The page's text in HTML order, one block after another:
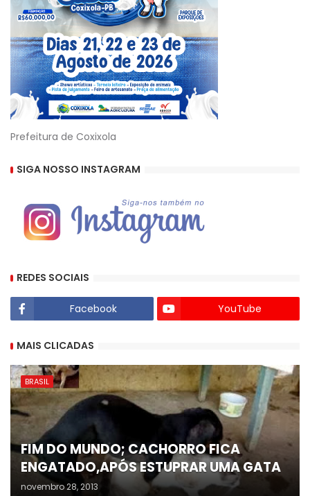
Prefeitura de Coxixola
SIGA NOSSO INSTAGRAM
REDES SOCIAIS
Facebook YouTube
MAIS CLICADAS
BRASIL
FIM DO MUNDO; CACHORRO FICA
ENGATADO,APÓS ESTUPRAR UMA GATA
novembro 28, 2013